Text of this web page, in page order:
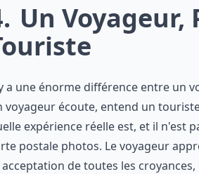
Un Voyageur,
a une énorme différence entre un
voyageur écoute, entend un
expérience réelle est, et il n'est
postale photos. Le voyageur
de toutes les